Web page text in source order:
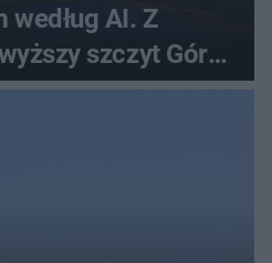
według AI. Z
szczyt Gór